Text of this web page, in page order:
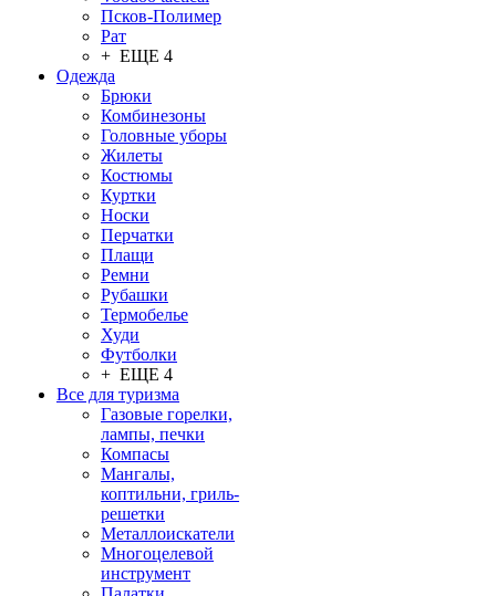
Псков-Полимер
Рат
+ ЕЩЕ 4
Одежда
Брюки
Комбинезоны
Головные уборы
Жилеты
Костюмы
Куртки
Носки
Перчатки
Плащи
Ремни
Рубашки
Термобелье
Худи
Футболки
+ ЕЩЕ 4
Все для туризма
Газовые горелки,
лампы, печки
Компасы
Мангалы,
коптильни, гриль-
решетки
Металлоискатели
Многоцелевой
инструмент